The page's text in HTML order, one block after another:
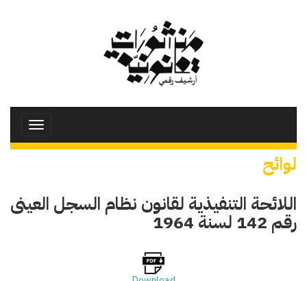
Toggle
لوائح
اللائحة التنفيذية لقانون نظام السجل العينى
رقم 142 لسنة 1964